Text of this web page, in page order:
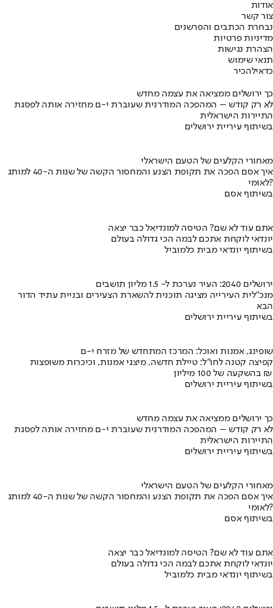
אודות
צור קשר
נבחרת הכתבים והפרשנים
מדיניות פרטיות
הצהרת נגישות
תנאי שימוש
כדאילהכיר
כך ירושלים ממציאה את עצמה מחדש
לא רק קודש – המהפכה המודרנית שעוברת י-ם מחזירה אותה לפסגת
התיירות הישראלית
בשיתוף עיריית ירושלים
מאחורי הקלעים של הטעם הישראלי
איך אסם הפכה את תקופת הצנע והמחסור הקשה של שנות ה-40 למותג
לאומי?
בשיתוף אסם
אתם עוד לא שם? הטיסה למונדיאל כבר יצאה
יונדאי לוקחת אתכם לבמה הכי גדולה בעולם
בשיתוף יונדאי מבית כלמוביל
ירושלים 2040: העיר נערכת ל- 1.5 מליון תושבים
מנכ"לית העירייה מציגה תוכנית להשארת הצעירים ובניית עתיד הדור
הבא
בשיתוף עיריית ירושלים
שופינג, אמנות ואוכל: המרכז המתחדש של מזרח י-ם
קפיצה קטנה לחו"ל: טיילת חדשה, מיצגי אמנות, וכיכרות משופצות
בהשקעה של 100 מיליון ₪
בשיתוף עיריית ירושלים
כך ירושלים ממציאה את עצמה מחדש
לא רק קודש – המהפכה המודרנית שעוברת י-ם מחזירה אותה לפסגת
התיירות הישראלית
בשיתוף עיריית ירושלים
מאחורי הקלעים של הטעם הישראלי
איך אסם הפכה את תקופת הצנע והמחסור הקשה של שנות ה-40 למותג
לאומי?
בשיתוף אסם
אתם עוד לא שם? הטיסה למונדיאל כבר יצאה
יונדאי לוקחת אתכם לבמה הכי גדולה בעולם
בשיתוף יונדאי מבית כלמוביל